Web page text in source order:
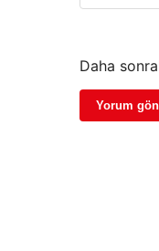
Daha